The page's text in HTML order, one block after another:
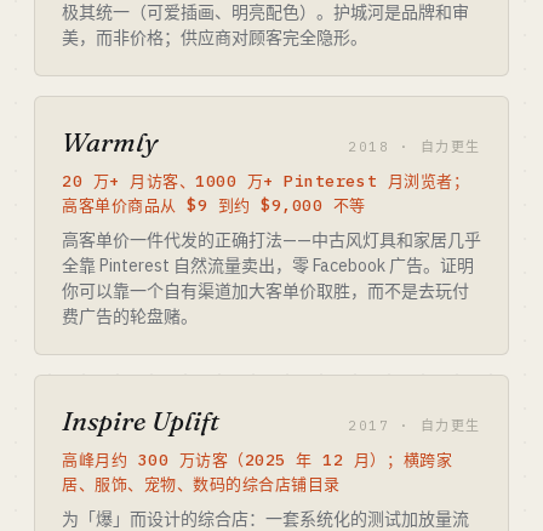
极其统一（可爱插画、明亮配色）。护城河是品牌和审
美，而非价格；供应商对顾客完全隐形。
Warmly 2018 · 自力更生
20 万+ 月访客、1000 万+ Pinterest 月浏览者；
高客单价商品从 $9 到约 $9,000 不等
高客单价一件代发的正确打法——中古风灯具和家居几乎
全靠 Pinterest 自然流量卖出，零 Facebook 广告。证明
你可以靠一个自有渠道加大客单价取胜，而不是去玩付
费广告的轮盘赌。
Inspire Uplift 2017 · 自力更生
高峰月约 300 万访客（2025 年 12 月）；横跨家
居、服饰、宠物、数码的综合店铺目录
为「爆」而设计的综合店：一套系统化的测试加放量流